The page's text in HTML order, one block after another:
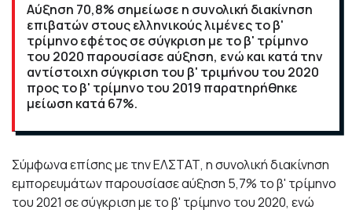
Αύξηση 70,8% σημείωσε η συνολική διακίνηση
επιβατών στους ελληνικούς λιμένες το β'
τρίμηνο εφέτος σε σύγκριση με το β' τρίμηνο
του 2020 παρουσίασε αύξηση, ενώ και κατά την
αντίστοιχη σύγκριση του β' τριμήνου του 2020
προς το β' τρίμηνο του 2019 παρατηρήθηκε
μείωση κατά 67%.
Σύμφωνα επίσης με την ΕΛΣΤΑΤ, η συνολική διακίνηση
εμπορευμάτων παρουσίασε αύξηση 5,7% το β' τρίμηνο
του 2021 σε σύγκριση με το β' τρίμηνο του 2020, ενώ